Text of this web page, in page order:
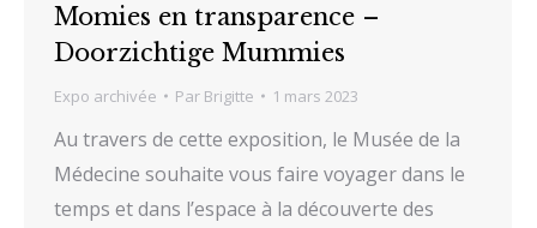
Momies en transparence –
Doorzichtige Mummies
Expo archivée Par Brigitte 1 mars 2023
Au travers de cette exposition, le Musée de la
Médecine souhaite vous faire voyager dans le
temps et dans l’espace à la découverte des